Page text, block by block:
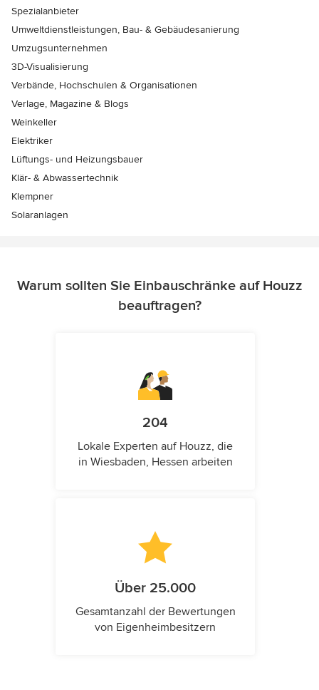
Spezialanbieter
Umweltdienstleistungen, Bau- & Gebäudesanierung
Umzugsunternehmen
3D-Visualisierung
Verbände, Hochschulen & Organisationen
Verlage, Magazine & Blogs
Weinkeller
Elektriker
Lüftungs- und Heizungsbauer
Klär- & Abwassertechnik
Klempner
Solaranlagen
Warum sollten Sie Einbauschränke auf Houzz
beauftragen?
204
Lokale Experten auf Houzz, die
in Wiesbaden, Hessen arbeiten
Über 25.000
Gesamtanzahl der Bewertungen
von Eigenheimbesitzern